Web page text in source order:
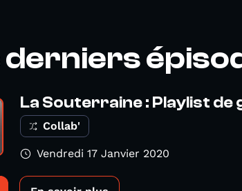
derniers
La Souterraine : Playlist de
Collab'
Vendredi 17 Janvier 2020